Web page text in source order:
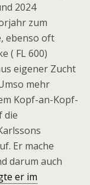
2024
zum
ebenso oft
( FL 600)
eigener Zucht
mehr
Kopf-an-Kopf-
die
Er mache
darum auch
er im